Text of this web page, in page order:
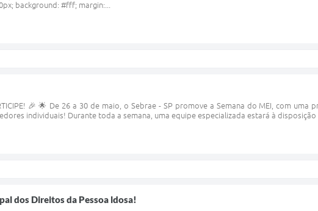
background: #fff; margin:...
🎉 🌟 De 26 a 30 de maio, o Sebrae - SP promove a Semana do MEI, com
individuais! Durante toda a semana, uma equipe especializada estará à disposição
dos Direitos da Pessoa ldosa!